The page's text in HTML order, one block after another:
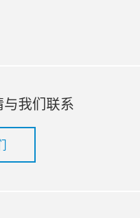
我们联系